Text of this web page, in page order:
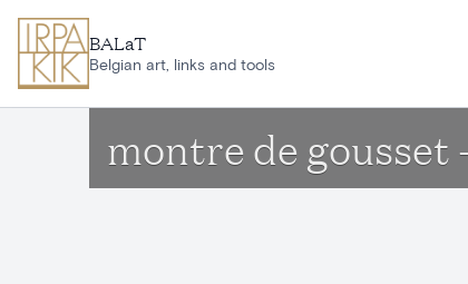
BALaT
Belgian art, links and tools
montre de gousset